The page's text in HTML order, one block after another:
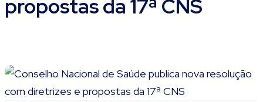
propostas da 17ª CNS